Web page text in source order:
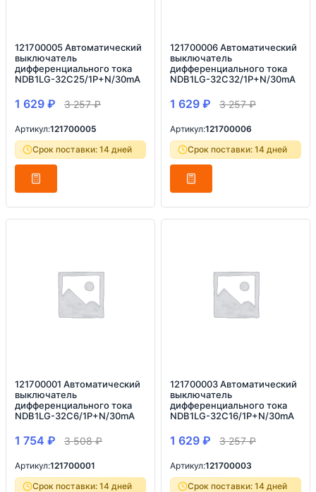
121700005 Автоматический
выключатель
дифференциального тока
NDB1LG-32C25/1P+N/30mA
1 629 ₽ 3 257₽
Артикул:121700005
Срок поставки: 14 дней
121700006 Автоматический
выключатель
дифференциального тока
NDB1LG-32C32/1P+N/30mA
1 629 ₽ 3 257₽
Артикул:121700006
Срок поставки: 14 дней
121700001 Автоматический
выключатель
дифференциального тока
NDB1LG-32C6/1P+N/30mA
1 754 ₽ 3 508₽
Артикул:121700001
Срок поставки: 14 дней
121700003 Автоматический
выключатель
дифференциального тока
NDB1LG-32C16/1P+N/30mA
1 629 ₽ 3 257₽
Артикул:121700003
Срок поставки: 14 дней